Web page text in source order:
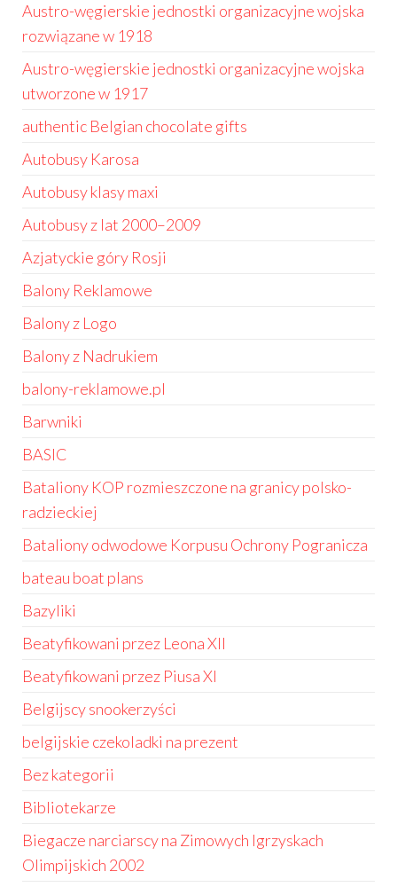
Austro-węgierskie jednostki organizacyjne wojska
rozwiązane w 1918
Austro-węgierskie jednostki organizacyjne wojska
utworzone w 1917
authentic Belgian chocolate gifts
Autobusy Karosa
Autobusy klasy maxi
Autobusy z lat 2000–2009
Azjatyckie góry Rosji
Balony Reklamowe
Balony z Logo
Balony z Nadrukiem
balony-reklamowe.pl
Barwniki
BASIC
Bataliony KOP rozmieszczone na granicy polsko-
radzieckiej
Bataliony odwodowe Korpusu Ochrony Pogranicza
bateau boat plans
Bazyliki
Beatyfikowani przez Leona XII
Beatyfikowani przez Piusa XI
Belgijscy snookerzyści
belgijskie czekoladki na prezent
Bez kategorii
Bibliotekarze
Biegacze narciarscy na Zimowych Igrzyskach
Olimpijskich 2002